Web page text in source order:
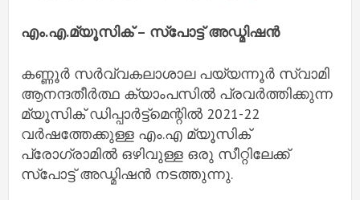
എം.എ.മ്യൂസിക് – സ്പോട്ട് അഡ്മിഷൻ
കണ്ണൂർ സർവ്വകലാശാല പയ്യന്നൂർ സ്വാമി
ആനന്ദതീർത്ഥ ക്യാംപസിൽ പ്രവർത്തിക്കുന്ന
മ്യൂസിക് ഡിപ്പാർട്ട്മെന്റിൽ 2021-22
വർഷത്തേക്കുള്ള എം.എ മ്യൂസിക്
പ്രോഗ്രാമിൽ ഒഴിവുള്ള ഒരു സീറ്റിലേക്ക്
സ്പോട്ട് അഡ്മിഷൻ നടത്തുന്നു.